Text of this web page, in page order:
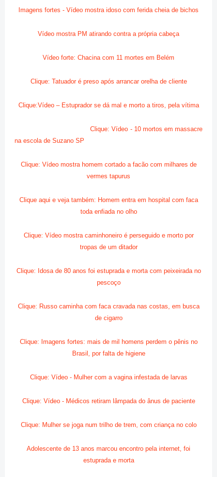
Imagens fortes - Vídeo mostra idoso com ferida cheia de bichos
Vídeo mostra PM atirando contra a própria cabeça
Vídeo forte: Chacina com 11 mortes em Belém
Clique: Tatuador é preso após arrancar orelha de cliente
Clique:Vídeo – Estuprador se dá mal e morto a tiros, pela vítima
Clique: Vídeo - 10 mortos em massacre
na escola de Suzano SP
Clique: Vídeo mostra homem cortado a facão com milhares de
vermes tapurus
Clique aqui e veja também: Homem entra em hospital com faca
toda enfiada no olho
Clique: Vídeo mostra caminhoneiro é perseguido e morto por
tropas de um ditador
Clique: Idosa de 80 anos foi estuprada e morta com peixeirada no
pescoço
Clique: Russo caminha com faca cravada nas costas, em busca
de cigarro
Clique: Imagens fortes: mais de mil homens perdem o pênis no
Brasil, por falta de higiene
Clique: Vídeo - Mulher com a vagina infestada de larvas
Clique: Vídeo - Médicos retiram lâmpada do ânus de paciente
Clique: Mulher se joga num trilho de trem, com criança no colo
Adolescente de 13 anos marcou encontro pela internet, foi
estuprada e morta